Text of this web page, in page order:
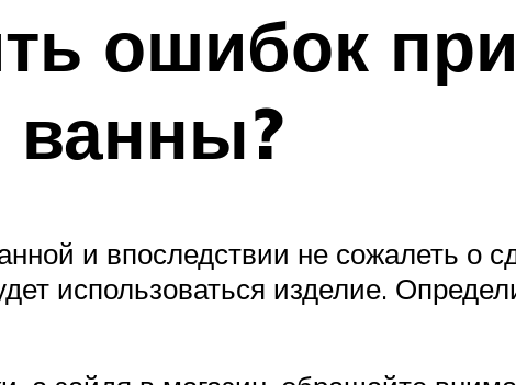
ошибок
ванны?
и впоследствии не сожалеть о
использоваться изделие.